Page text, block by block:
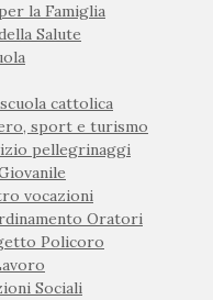
la Famiglia
Salute
cattolica
sport e turismo
pellegrinaggi
vocazioni
Oratori
Policoro
Sociali